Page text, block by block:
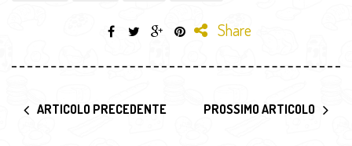
Share
ARTICOLO PRECEDENTE PROSSIMO ARTICOLO